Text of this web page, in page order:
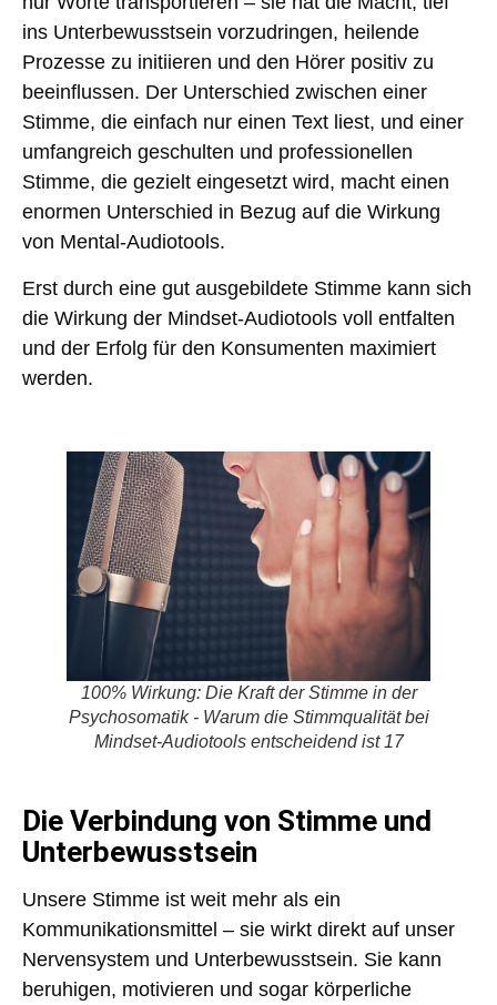
ins Unterbewusstsein vorzudringen, heilende
Prozesse zu initiieren und den Hörer positiv zu
beeinflussen. Der Unterschied zwischen einer
Stimme, die einfach nur einen Text liest, und einer
umfangreich geschulten und professionellen
Stimme, die gezielt eingesetzt wird, macht einen
enormen Unterschied in Bezug auf die Wirkung
von Mental-Audiotools.
Erst durch eine gut ausgebildete Stimme kann sich
die Wirkung der Mindset-Audiotools voll entfalten
und der Erfolg für den Konsumenten maximiert
werden.
100% Wirkung: Die Kraft der Stimme in der
Psychosomatik - Warum die Stimmqualität bei
Mindset-Audiotools entscheidend ist 17
Die Verbindung von Stimme und
Unterbewusstsein
Unsere Stimme ist weit mehr als ein
Kommunikationsmittel – sie wirkt direkt auf unser
Nervensystem und Unterbewusstsein. Sie kann
beruhigen, motivieren und sogar körperliche